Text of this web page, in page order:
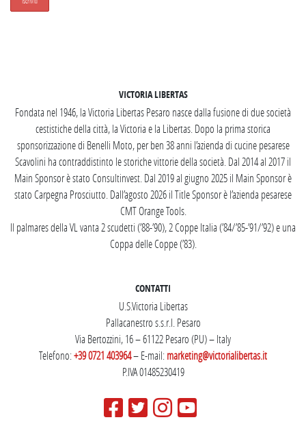
VICTORIA LIBERTAS
Fondata nel 1946, la Victoria Libertas Pesaro nasce dalla fusione di due società
cestistiche della città, la Victoria e la Libertas. Dopo la prima storica
sponsorizzazione di Benelli Moto, per ben 38 anni l’azienda di cucine pesarese
Scavolini ha contraddistinto le storiche vittorie della società. Dal 2014 al 2017 il
Main Sponsor è stato Consultinvest. Dal 2019 al giugno 2025 il Main Sponsor è
stato Carpegna Prosciutto. Dall’agosto 2026 il Title Sponsor è l’azienda pesarese
CMT Orange Tools.
Il palmares della VL vanta 2 scudetti (’88-’90), 2 Coppe Italia (’84/’85-’91/’92) e una
Coppa delle Coppe (’83).
CONTATTI
U.S.Victoria Libertas
Pallacanestro s.s.r.l. Pesaro
Via Bertozzini, 16 – 61122 Pesaro (PU) – Italy
Telefono:+39 0721 403964– E-mail:marketing@victorialibertas.it
P.IVA 01485230419